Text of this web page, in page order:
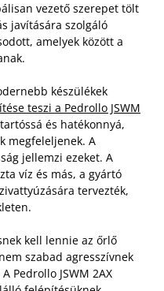
vezető szerepet tölt
javítására szolgáló
amelyek között a
készülékek
teszi a Pedrollo JSWM
és hatékonnyá,
megfeleljenek. A
jellemzi ezeket. A
víz és más, a gyártó
tervezték,
kell lennie az őrlő
szabad agresszívnek
Pedrollo JSWM 2AX